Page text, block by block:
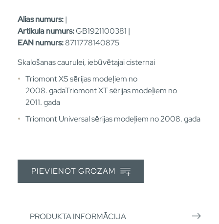
Alias numurs:|
Artikula numurs:GB1921100381 |
EAN numurs:8711778140875
Skalošanas caurulei, iebūvētajai cisternai
Triomont XS sērijas modeļiem no
2008. gadaTriomont XT sērijas modeļiem no
2011. gada
Triomont Universal sērijas modeļiem no 2008. gada
PIEVIENOT GROZAM
PRODUKTA INFORMĀCIJA